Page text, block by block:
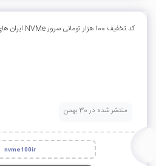
کد تخفیف 100 هزار تومانی سرور NVMe ایران های دیتا
منتشر شده در 30 بهمن
nvme100ir